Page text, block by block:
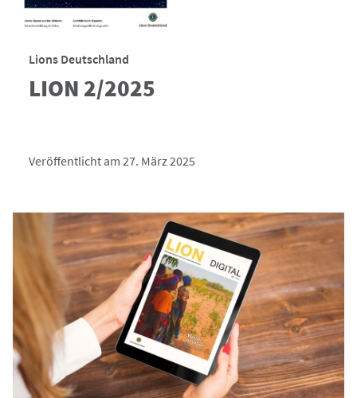
Lions Deutschland
LION 2/2025
Veröffentlicht am 27. März 2025